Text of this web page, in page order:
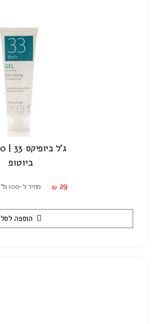
ג'ל ביופיקס 33 | 250 מ"ל
ביוטופ
₪ 29 מחיר ל-100 מ"ל: ₪11.60
הוספה לסל